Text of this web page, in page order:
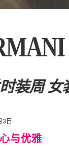
装周
3日
与优雅